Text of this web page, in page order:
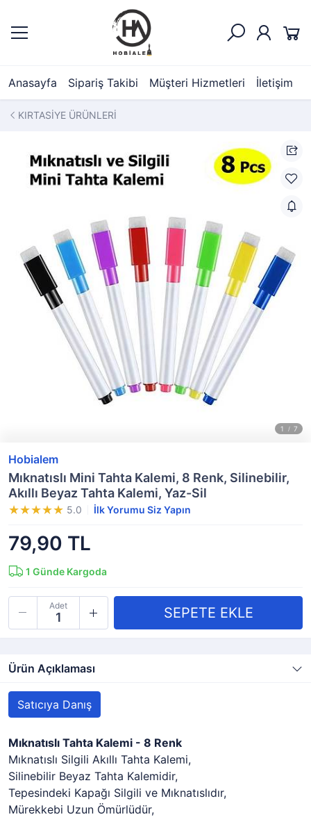
Anasayfa Sipariş Takibi Müşteri Hizmetleri İletişim
KIRTASİYE ÜRÜNLERİ
Hobialem
Mıknatıslı Mini Tahta Kalemi, 8 Renk, Silinebilir,
Akıllı Beyaz Tahta Kalemi, Yaz-Sil
5.0 İlk Yorumu Siz Yapın
79,90 TL
1 Günde Kargoda
Adet
Ürün Açıklaması
Satıcıya Danış
Mıknatıslı Tahta Kalemi - 8 Renk
Mıknatıslı Silgili Akıllı Tahta Kalemi,
Silinebilir Beyaz Tahta Kalemidir,
Tepesindeki Kapağı Silgili ve Mıknatıslıdır,
Mürekkebi Uzun Ömürlüdür,